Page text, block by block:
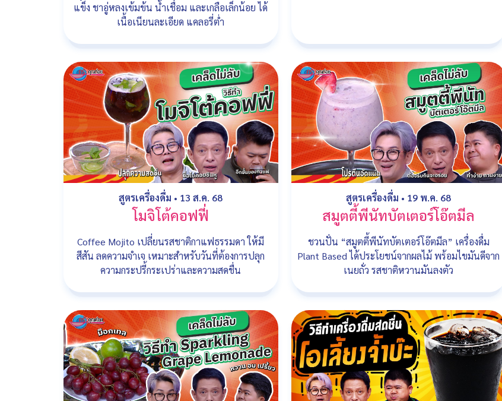
แข็ง ชาอู่หลงเข้มข้น น้ำเชื่อม และเกลือเล็กน้อย ได้
เนื้อเนียนละเอียด แคลอรี่ต่ำ
สูตรเครื่องดื่ม • 13 ส.ค. 68
โมจิโต้คอฟฟี่
Coffee Mojito เปลี่ยนรสชาติกาแฟธรรมดา ให้มี
สีสัน ลดความจำเจ เหมาะสำหรับวันที่ต้องการปลุก
ความกระปรี้กระเปร่าและความสดชื่น
สูตรเครื่องดื่ม • 19 พ.ค. 68
สมูตตี้พีนัทบัตเตอร์โอ๊ตมีล
ชวนปั่น “สมูตตี้พีนัทบัตเตอร์โอ๊ตมีล” เครื่องดื่ม
Plant Based ได้ประโยชน์จากผลไม้ พร้อมไขมันดีจาก
เนยถั่ว รสชาติหวานมันลงตัว